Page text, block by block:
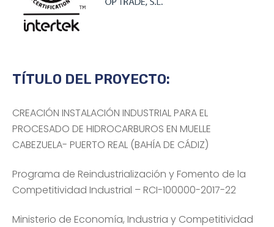
TÍTULO DEL PROYECTO:
CREACIÓN INSTALACIÓN INDUSTRIAL PARA EL
PROCESADO DE HIDROCARBUROS EN MUELLE
CABEZUELA- PUERTO REAL (BAHÍA DE CÁDIZ)
Programa de Reindustrialización y Fomento de la
Competitividad Industrial – RCI-100000-2017-22
Ministerio de Economía, Industria y Competitividad